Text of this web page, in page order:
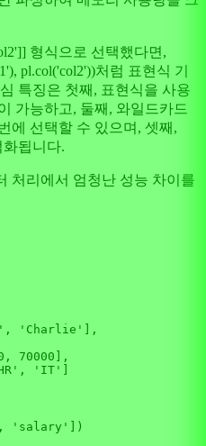
형식으로 선택했다면,
pl.col('col2'))처럼 표현식 기
특징은 첫째, 표현식을 사용
가능하고, 둘째, 와일드카드
에 선택할 수 있으며, 셋째,
화됩니다.
처리에서 엄청난 성능 차이를
, 'Charlie'
],
, 70000 ],
, 'IT'
, 'salary' ])